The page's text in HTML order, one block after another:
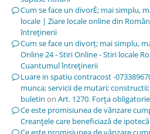
Cum se face un divorÈ; mai simplu,
locale | Ziare locale online din
întreţinerii
Cum se face un divorț; mai simplu,
Online 24 - Stiri Online - Stiri locale
Cuantumul întreţinerii
Luare in spatiu contracost -
munca; servicii de mutari;
buletin on Art. 1270. Forţa obligatorie
Ce este promisiunea de vânzare
Creanţele care beneficiază de